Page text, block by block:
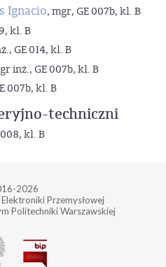
Ignacio, mgr, GE 007b, kl. B
kl. B
GE 014, kl. B
inż., GE 007b, kl. B
007b, kl. B
techniczni
kl. B
2026
Przemysłowej
Politechniki Warszawskiej